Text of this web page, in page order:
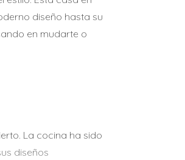
diseño hasta su
en mudarte o
La cocina ha sido
diseños